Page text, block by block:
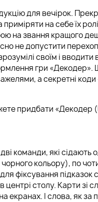
для вечірок.
приміряти на себе їх
на звання кращого
не допустити
своїм і вводити
гри «Декодер».
а секретні коди
придбати «Декодер
команди, які сідають
кольору), по
фіксування підказок
столу. Карти зі
екранах. І слова, як за